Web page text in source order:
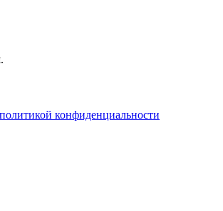
политикой конфиденциальности